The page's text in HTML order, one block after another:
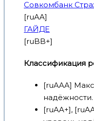
Совкомбанк
[ruAA]
ГАЙДЕ
[ruBB+]
Классификация
[ruAAA]
надёжности.
[ruAA+],